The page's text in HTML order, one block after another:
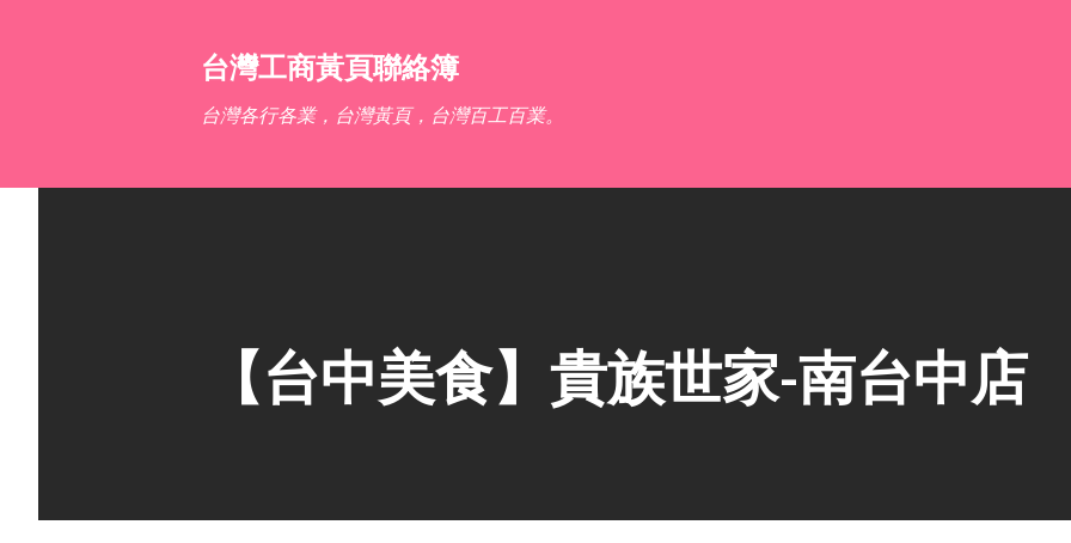
台灣工商黃頁聯絡簿
台灣各行各業，台灣黃頁，台灣百工百業。
【台中美食】貴族世家-南台中店